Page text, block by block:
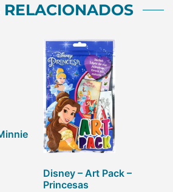
RELACIONADOS
Disney – Art Pack –
Princesas